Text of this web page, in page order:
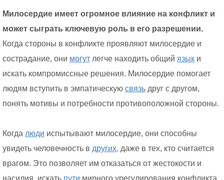
Милосердие имеет огромное влияние на конфликт и
может сыграть ключевую роль в его разрешении.
Когда стороны в конфликте проявляют милосердие и
сострадание, они могут легче находить общий язык и
искать компромиссные решения. Милосердие помогает
людям вступить в эмпатическую связь друг с другом,
понять мотивы и потребности противоположной стороны.
Когда люди испытывают милосердие, они способны
увидеть человечность в других, даже в тех, кто считается
врагом. Это позволяет им отказаться от жестокости и
насилия, искать пути мирного урегулирования конфликта.